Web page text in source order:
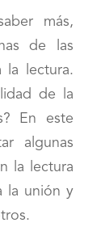
más,
de las
la lectura.
de la
En este
algunas
la lectura
la unión y